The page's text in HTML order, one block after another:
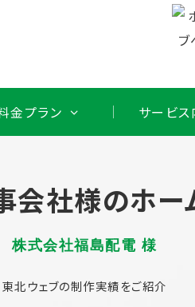
金プラン サービス
会社様のホー
株式会社福島配電 様
東北ウェブの制作実績をご紹介